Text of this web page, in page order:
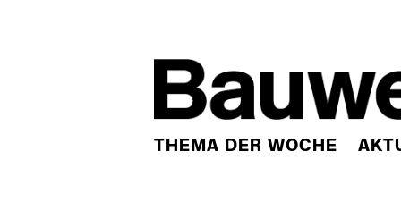
THEMA DER WOCHE